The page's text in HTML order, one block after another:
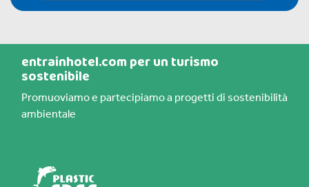
entrainhotel.com per un turismo
sostenibile
Promuoviamo e partecipiamo a progetti di sostenibilità
ambientale